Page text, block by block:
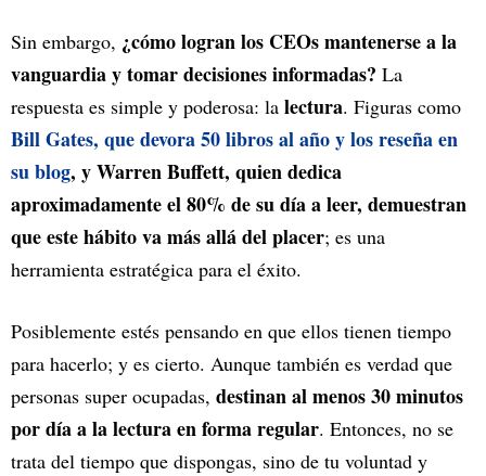
Sin embargo, ¿cómo logran los CEOs mantenerse a la
vanguardia y tomar decisiones informadas? La
respuesta es simple y poderosa: la lectura. Figuras como
Bill Gates, que devora 50 libros al año y los reseña en
su blog, y Warren Buffett, quien dedica
aproximadamente el 80% de su día a leer, demuestran
que este hábito va más allá del placer; es una
herramienta estratégica para el éxito.
Posiblemente estés pensando en que ellos tienen tiempo
para hacerlo; y es cierto. Aunque también es verdad que
personas super ocupadas, destinan al menos 30 minutos
por día a la lectura en forma regular. Entonces, no se
trata del tiempo que dispongas, sino de tu voluntad y